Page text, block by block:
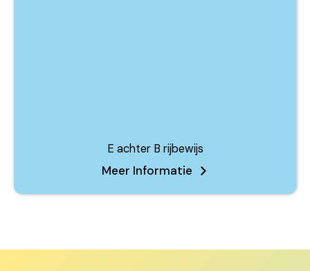
E achter B rijbewijs
Meer Informatie